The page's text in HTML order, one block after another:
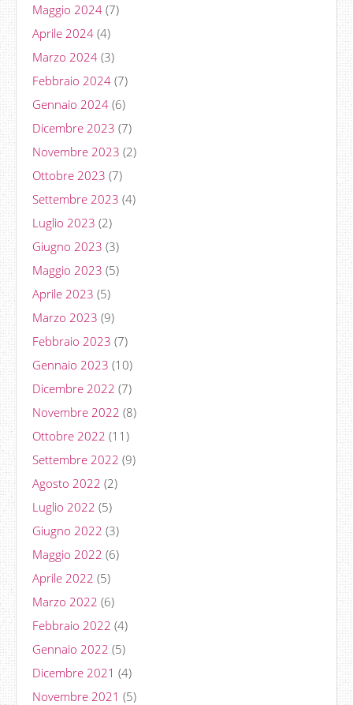
Maggio 2024 (7)
Aprile 2024 (4)
Marzo 2024 (3)
Febbraio 2024 (7)
Gennaio 2024 (6)
Dicembre 2023 (7)
Novembre 2023 (2)
Ottobre 2023 (7)
Settembre 2023 (4)
Luglio 2023 (2)
Giugno 2023 (3)
Maggio 2023 (5)
Aprile 2023 (5)
Marzo 2023 (9)
Febbraio 2023 (7)
Gennaio 2023 (10)
Dicembre 2022 (7)
Novembre 2022 (8)
Ottobre 2022 (11)
Settembre 2022 (9)
Agosto 2022 (2)
Luglio 2022 (5)
Giugno 2022 (3)
Maggio 2022 (6)
Aprile 2022 (5)
Marzo 2022 (6)
Febbraio 2022 (4)
Gennaio 2022 (5)
Dicembre 2021 (4)
Novembre 2021 (5)